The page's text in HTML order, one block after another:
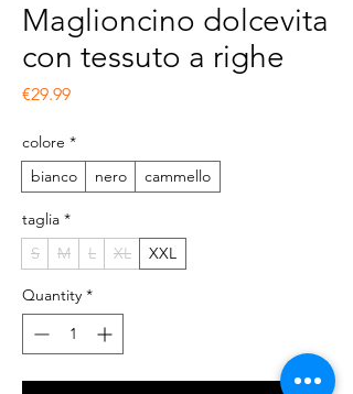
Maglioncino dolcevita
con tessuto a righe
€29.99Price
colore *
bianco
nero cammello
taglia *
S
M L XL XXL
Quantity *